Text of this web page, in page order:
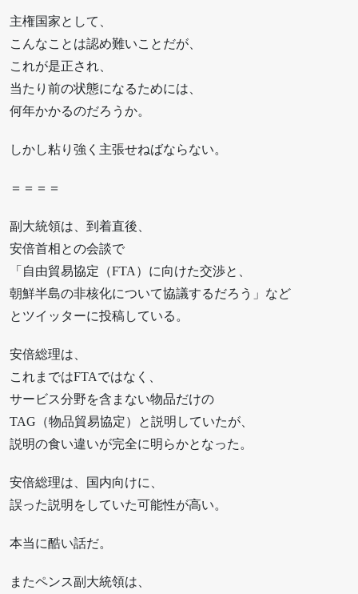
主権国家として、
こんなことは認め難いことだが、
これが是正され、
当たり前の状態になるためには、
何年かかるのだろうか。
しかし粘り強く主張せねばならない。
＝＝＝＝
副大統領は、到着直後、
安倍首相との会談で
「自由貿易協定（FTA）に向けた交渉と、
朝鮮半島の非核化について協議するだろう」など
とツイッターに投稿している。
安倍総理は、
これまではFTAではなく、
サービス分野を含まない物品だけの
TAG（物品貿易協定）と説明していたが、
説明の食い違いが完全に明らかとなった。
安倍総理は、国内向けに、
誤った説明をしていた可能性が高い。
本当に酷い話だ。
またペンス副大統領は、